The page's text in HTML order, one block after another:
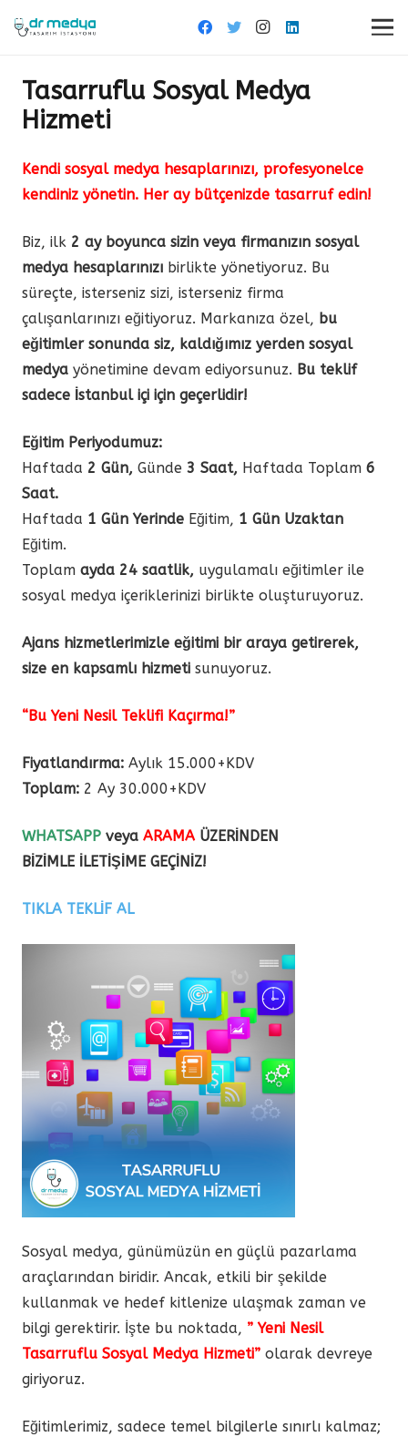
Tasarruflu Sosyal Medya
Hizmeti
Kendi sosyal medya hesaplarınızı, profesyonelce
kendiniz yönetin. Her ay bütçenizde tasarruf edin!
Biz, ilk 2 ay boyunca sizin veya firmanızın sosyal
medya hesaplarınızı birlikte yönetiyoruz. Bu
süreçte, isterseniz sizi, isterseniz firma
çalışanlarınızı eğitiyoruz. Markanıza özel, bu
eğitimler sonunda siz, kaldığımız yerden sosyal
medya yönetimine devam ediyorsunuz. Bu teklif
sadece İstanbul içi için geçerlidir!
Eğitim Periyodumuz:
Haftada 2 Gün, Günde 3 Saat, Haftada Toplam 6
Saat.
Haftada 1 Gün Yerinde Eğitim, 1 Gün Uzaktan
Eğitim.
Toplam ayda 24 saatlik, uygulamalı eğitimler ile
sosyal medya içeriklerinizi birlikte oluşturuyoruz.
Ajans hizmetlerimizle eğitimi bir araya getirerek,
size en kapsamlı hizmeti sunuyoruz.
“Bu Yeni Nesil Teklifi Kaçırma!”
Fiyatlandırma: Aylık 15.000+KDV
Toplam: 2 Ay 30.000+KDV
WHATSAPP veya ARAMAÜZERİNDEN
BİZİMLE İLETİŞİME GEÇİNİZ!
TIKLA TEKLİF AL
Sosyal medya, günümüzün en güçlü pazarlama
araçlarından biridir. Ancak, etkili bir şekilde
kullanmak ve hedef kitlenize ulaşmak zaman ve
bilgi gerektirir. İşte bu noktada, ” Yeni Nesil
Tasarruflu Sosyal Medya Hizmeti” olarak devreye
giriyoruz.
Eğitimlerimiz, sadece temel bilgilerle sınırlı kalmaz;